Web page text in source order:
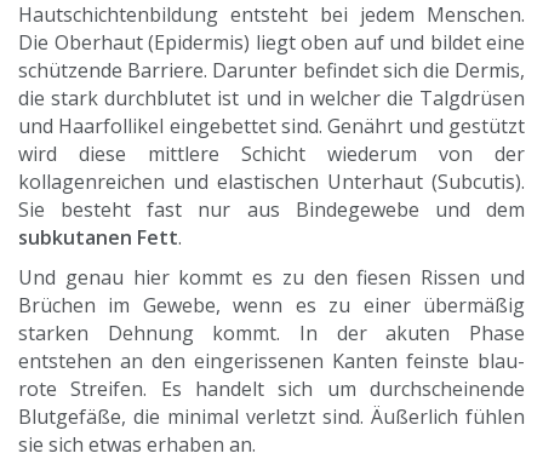
Hautschichtenbildung entsteht bei jedem Menschen.
Die Oberhaut (Epidermis) liegt oben auf und bildet eine
schützende Barriere. Darunter befindet sich die Dermis,
die stark durchblutet ist und in welcher die Talgdrüsen
und Haarfollikel eingebettet sind. Genährt und gestützt
wird diese mittlere Schicht wiederum von der
kollagenreichen und elastischen Unterhaut (Subcutis).
Sie besteht fast nur aus Bindegewebe und dem
subkutanen Fett.
Und genau hier kommt es zu den fiesen Rissen und
Brüchen im Gewebe, wenn es zu einer übermäßig
starken Dehnung kommt. In der akuten Phase
entstehen an den eingerissenen Kanten feinste blau-
rote Streifen. Es handelt sich um durchscheinende
Blutgefäße, die minimal verletzt sind. Äußerlich fühlen
sie sich etwas erhaben an.